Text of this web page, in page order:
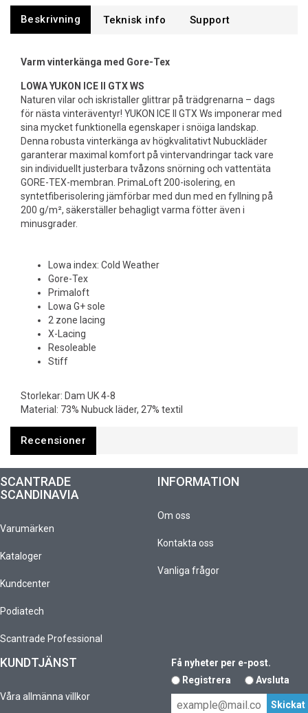
Beskrivning Support
Varm vinterkänga med Gore-Tex
LOWA YUKON ICE II GTX WS
Naturen vilar och iskristaller glittrar på trädgrenarna – dags
för nästa vinteräventyr! YUKON ICE II GTX Ws imponerar med
sina mycket funktionella egenskaper i snöiga landskap.
Denna robusta vinterkänga av högkvalitativt Nubuckläder
garanterar maximal komfort på vintervandringar tack vare
sin individuellt justerbara tvåzons snörning och vattentäta
GORE-TEX-membran. PrimaLoft 200-isolering, en
syntetfiberisolering jämförbar med dun med en fyllning på
200 g/m², säkerställer behagligt varma fötter även i
minusgrader.
Lowa index: Cold Weather
Gore-Tex
Primaloft
Lowa G+ sole
2 zone lacing
X-Lacing
Resoleable
Stiff
Storlekar: Dam UK 4-8
Material: 73% Nubuck läder, 27% textil
Recensioner
SCANTRADE
SCANDINAVIA
Varumärken
Kataloger
Kundcenter
Podiatech
Scantrade Professional
INFORMATION
Om oss
Kontakta oss
Vanliga frågor
KUNDTJÄNST
Våra allmänna villkor
Få nyheter per e-post.
Registrera
Avsluta